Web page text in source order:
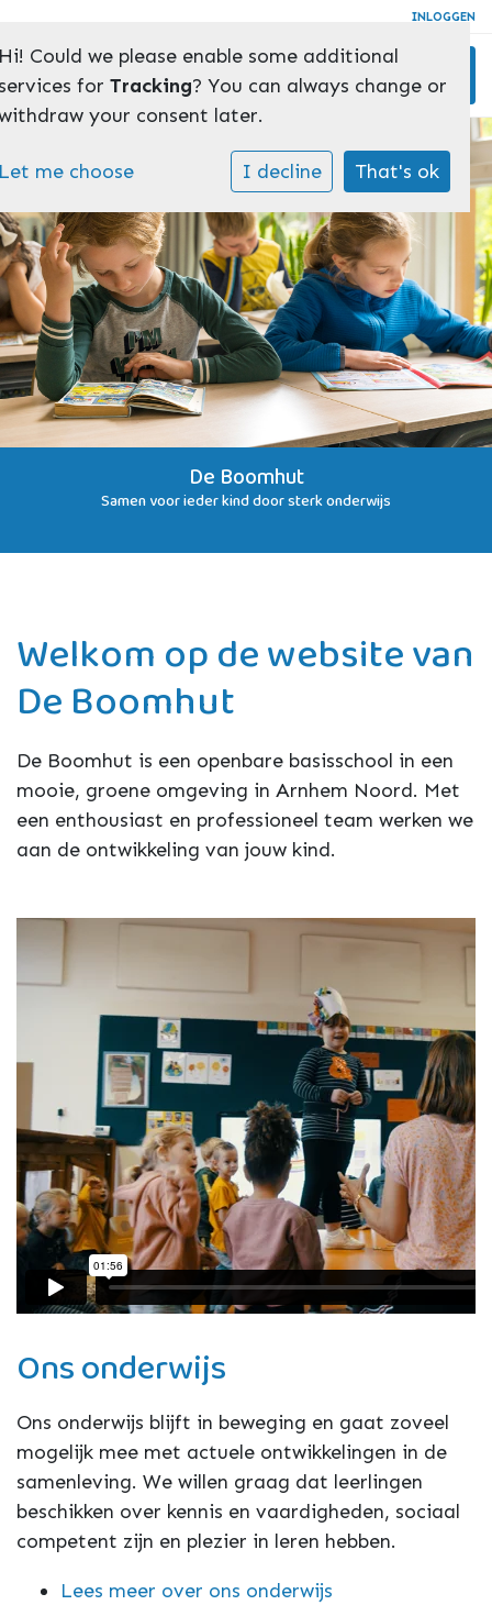
INLOGGEN
De Boomhut
Samen voor ieder kind door sterk onderwijs
Welkom op de website van
De Boomhut
De Boomhut is een openbare basisschool in een
mooie, groene omgeving in Arnhem Noord. Met
een enthousiast en professioneel team werken we
aan de ontwikkeling van jouw kind.
Ons onderwijs
Ons onderwijs blijft in beweging en gaat zoveel
mogelijk mee met actuele ontwikkelingen in de
samenleving. We willen graag dat leerlingen
beschikken over kennis en vaardigheden, sociaal
competent zijn en plezier in leren hebben.
Lees meer over ons onderwijs
Could we please enable some additional
for Tracking? You can always change or
your consent later.
me choose I decline That's ok